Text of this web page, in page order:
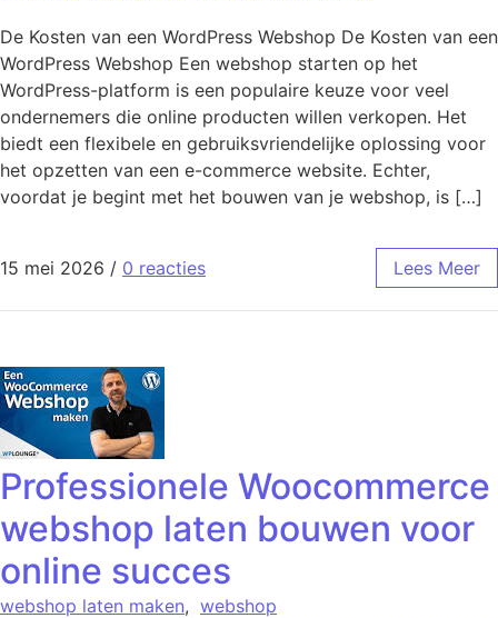
De Kosten van een WordPress Webshop De Kosten van een
WordPress Webshop Een webshop starten op het
WordPress-platform is een populaire keuze voor veel
ondernemers die online producten willen verkopen. Het
biedt een flexibele en gebruiksvriendelijke oplossing voor
het opzetten van een e-commerce website. Echter,
voordat je begint met het bouwen van je webshop, is […]
15 mei 2026 / 0 reacties Lees Meer
Professionele Woocommerce
webshop laten bouwen voor
online succes
webshop laten maken, webshop